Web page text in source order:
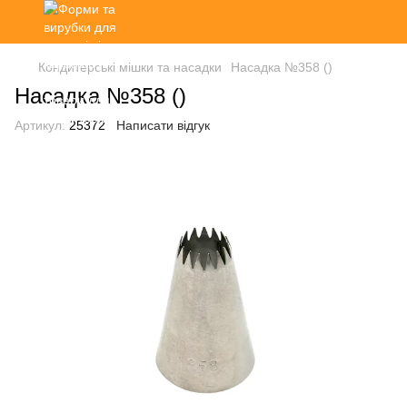
Кондитерські мішки та насадки Насадка №358 ()
Насадка №358 ()
Артикул: 25372 Написати відгук